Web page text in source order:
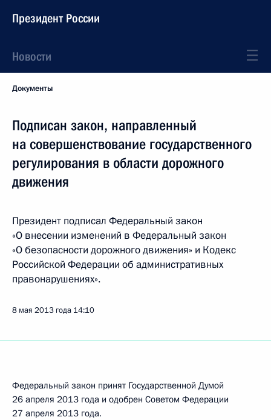
Президент России
Новости
Документы
Подписан закон, направленный
на совершенствование государственного
регулирования в области дорожного
движения
Президент подписал Федеральный закон
«О внесении изменений в Федеральный закон
«О безопасности дорожного движения» и Кодекс
Российской Федерации об административных
правонарушениях».
8 мая 2013 года 14:10
Федеральный закон принят Государственной Думой
26 апреля 2013 года и одобрен Советом Федерации
27 апреля 2013 года.